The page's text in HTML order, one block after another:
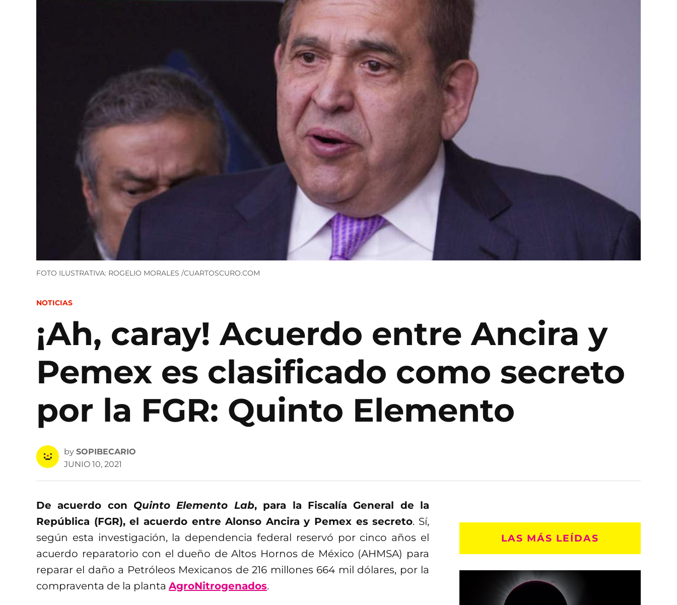
FOTO ILUSTRATIVA: ROGELIO MORALES /CUARTOSCURO.COM
POSTED
NOTICIAS
¡Ah, caray! Acuerdo entre Ancira y
Pemex es clasificado como secreto
por la FGR: Quinto Elemento
by SOPIBECARIO
JUNIO 10, 2021
De acuerdo con Quinto Elemento Lab, para la Fiscalía General de la
República (FGR), el acuerdo entre Alonso Ancira y Pemex es secreto. Sí,
según esta investigación, la dependencia federal reservó por cinco años el
acuerdo reparatorio con el dueño de Altos Hornos de México (AHMSA) para
reparar el daño a Petróleos Mexicanos de 216 millones 664 mil dólares, por la
compraventa de la planta AgroNitrogenados.
LAS MÁS LEÍDAS